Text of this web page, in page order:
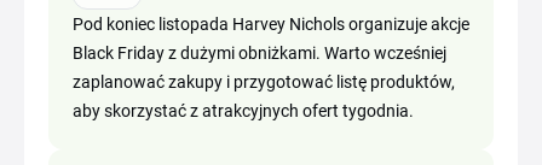
Pod koniec listopada Harvey Nichols organizuje akcje
Black Friday z dużymi obniżkami. Warto wcześniej
zaplanować zakupy i przygotować listę produktów,
aby skorzystać z atrakcyjnych ofert tygodnia.